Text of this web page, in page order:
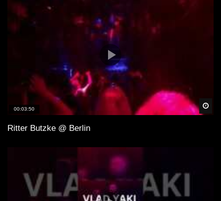
00:03:50
Ritter Butzke @ Berlin